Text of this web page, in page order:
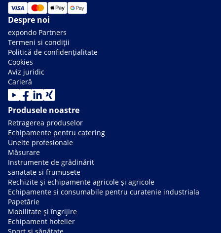
Despre noi
expondo Partners
Termeni si condiții
Politică de confidențialitate
Cookies
Aviz juridic
Carieră
Produsele noastre
Retragerea produselor
Echipamente pentru catering
Unelte profesionale
Măsurare
Instrumente de grădinărit
sanatate si frumusete
Rechizite și echipamente agricole și agricole
Echipamente si consumabile pentru curatenie industriala
Papetărie
Mobilitate și îngrijire
Echipament hotelier